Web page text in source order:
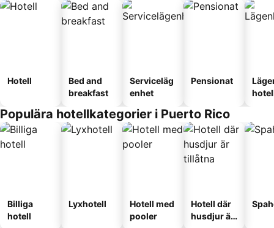
Hotell
Bed and
breakfast
Serviceläg
enhet
Pensionat
Populära hotellkategorier i Puerto Rico
Billiga
hotell
Lyxhotell
Hotell med
pooler
Hotell där
husdjur är